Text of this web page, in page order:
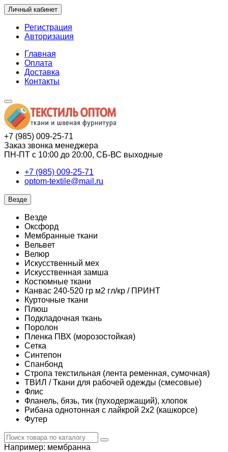
Личный кабинет
Регистрация
Авторизация
Главная
Оплата
Доставка
Контакты
+7 (985) 009-25-71
Заказ звонка менеджера
ПН-ПТ с 10:00 до 20:00, СБ-ВС выходные
+7 (985) 009-25-71
optom-textile@mail.ru
Везде
Везде
Оксфорд
Мембранные ткани
Вельвет
Велюр
Искусственный мех
Искусственная замша
Костюмные ткани
Канвас 240-520 гр м2 гл/кр / ПРИНТ
Курточные ткани
Плюш
Подкладочная ткань
Поролон
Пленка ПВХ (морозостойкая)
Сетка
Синтепон
Спанбонд
Стропа текстильная (лента ременная, сумочная)
ТВИЛ / Ткани для рабочей одежды (смесовые)
Флис
Фланель, бязь, тик (пуходержащий), хлопок
Рибана однотонная с лайкрой 2х2 (кашкорсе)
Футер
Например: мембранна